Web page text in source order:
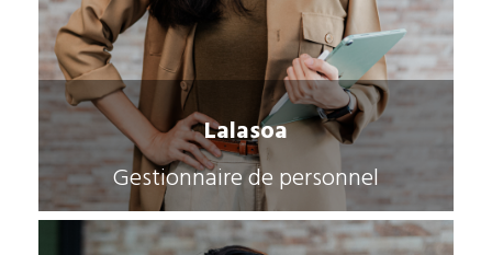
Lalasoa
Gestionnaire de personnel